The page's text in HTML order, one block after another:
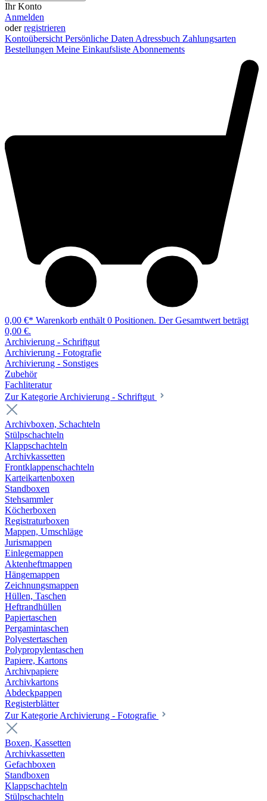
Ihr Konto
Anmelden
oderregistrieren
Kontoübersicht Persönliche Daten Adressbuch Zahlungsarten
Bestellungen Meine Einkaufsliste Abonnements
0,00 €* Warenkorb enthält 0 Positionen. Der Gesamtwert beträgt
0,00 €.
Archivierung - Schriftgut
Archivierung - Fotografie
Archivierung - Sonstiges
Zubehör
Fachliteratur
Zur Kategorie Archivierung - Schriftgut
Archivboxen, Schachteln
Stülpschachteln
Klappschachteln
Archivkassetten
Frontklappenschachteln
Karteikartenboxen
Standboxen
Stehsammler
Köcherboxen
Registraturboxen
Mappen, Umschläge
Jurismappen
Einlegemappen
Aktenheftmappen
Hängemappen
Zeichnungsmappen
Hüllen, Taschen
Heftrandhüllen
Papiertaschen
Pergamintaschen
Polyestertaschen
Polypropylentaschen
Papiere, Kartons
Archivpapiere
Archivkartons
Abdeckpappen
Registerblätter
Zur Kategorie Archivierung - Fotografie
Boxen, Kassetten
Archivkassetten
Gefachboxen
Standboxen
Klappschachteln
Stülpschachteln